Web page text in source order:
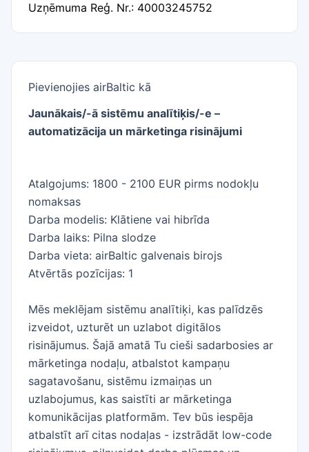
Pievienojies airBaltic kā
Jaunākais/-ā sistēmu analītiķis/-e –
automatizācija un mārketinga risinājumi
Atalgojums: 1800 - 2100 EUR pirms nodokļu
nomaksas
Darba modelis: Klātiene vai hibrīda
Darba laiks: Pilna slodze
Darba vieta: airBaltic galvenais birojs
Atvērtās pozīcijas: 1
Mēs meklējam sistēmu analītiķi, kas palīdzēs
izveidot, uzturēt un uzlabot digitālos
risinājumus. Šajā amatā Tu cieši sadarbosies ar
mārketinga nodaļu, atbalstot kampaņu
sagatavošanu, sistēmu izmaiņas un
uzlabojumus, kas saistīti ar mārketinga
komunikācijas platformām. Tev būs iespēja
atbalstīt arī citas nodaļas - izstrādāt low-code
Uzņēmuma Reģ. Nr.: 40003245752